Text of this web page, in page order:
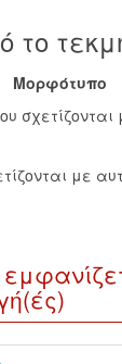
το
Μορφότυπο
σχετίζονται
με